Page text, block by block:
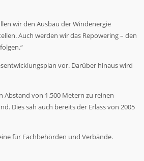
wir den Ausbau der Windenergie
Auch werden wir das Repowering – den
vor. Darüber hinaus wird
von 1.500 Metern zu reinen
Dies sah auch bereits der Erlass von 2005
für Fachbehörden und Verbände.